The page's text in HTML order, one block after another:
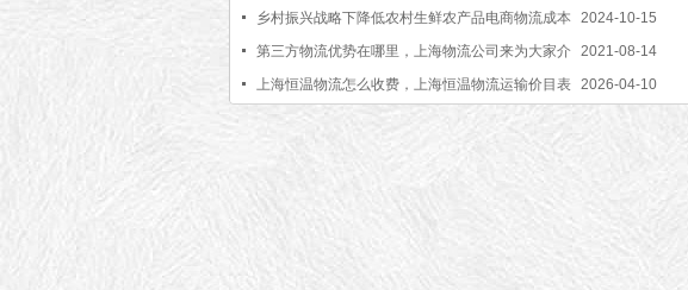
2024-10-15
乡村振兴战略下降低农村生鲜农产品电商物流成本
的路径研究
2021-08-14
第三方物流优势在哪里，上海物流公司来为大家介
绍[今日更新]
2026-04-10
上海恒温物流怎么收费，上海恒温物流运输价目表
【含报价单】